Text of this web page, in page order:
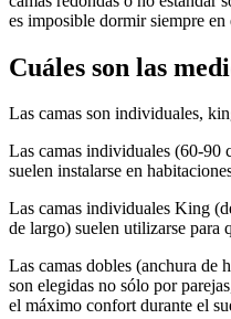
es imposible dormir siempre en
Cuáles son las
Las camas son individuales,
Las camas individuales (60-90
suelen instalarse en
Las camas individuales King
de largo) suelen utilizarse para
Las camas dobles (anchura de
son elegidas no sólo por
el máximo confort durante el